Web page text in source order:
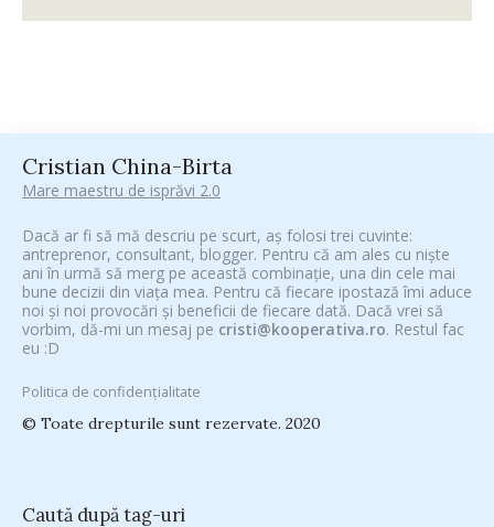
Cristian China-Birta
Mare maestru de isprăvi 2.0
Dacă ar fi să mă descriu pe scurt, aș folosi trei cuvinte:
antreprenor, consultant, blogger. Pentru că am ales cu niște
ani în urmă să merg pe această combinație, una din cele mai
bune decizii din viața mea. Pentru că fiecare ipostază îmi aduce
noi și noi provocări și beneficii de fiecare dată. Dacă vrei să
vorbim, dă-mi un mesaj pe cristi@kooperativa.ro. Restul fac
eu :D
Politica de confidențialitate
© Toate drepturile sunt rezervate. 2020
Caută după tag-uri